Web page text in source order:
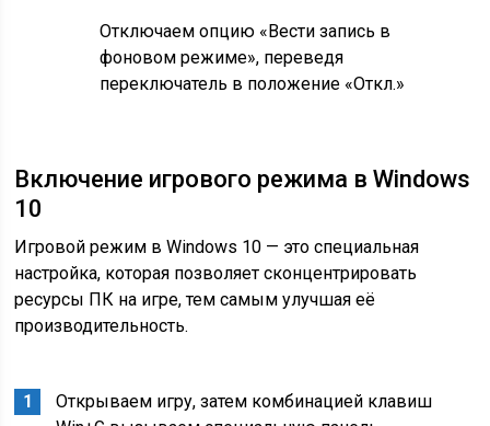
Отключаем опцию «Вести запись в
фоновом режиме», переведя
переключатель в положение «Откл.»
Включение игрового режима в Windows
10
Игровой режим в Windows 10 — это специальная
настройка, которая позволяет сконцентрировать
ресурсы ПК на игре, тем самым улучшая её
производительность.
Открываем игру, затем комбинацией клавиш